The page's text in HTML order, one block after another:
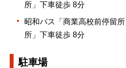
所」下車徒歩 8分
昭和バス「商業高校前停留
所」下車徒歩 8分
駐車場